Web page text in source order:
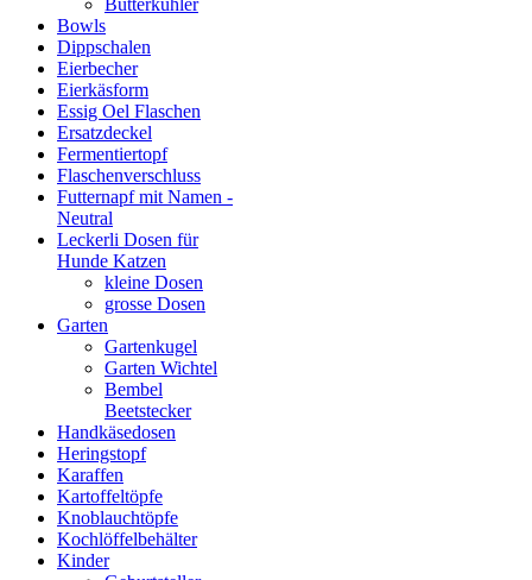
Butterkühler
Bowls
Dippschalen
Eierbecher
Eierkäsform
Essig Oel Flaschen
Ersatzdeckel
Fermentiertopf
Flaschenverschluss
Futternapf mit Namen -
Neutral
Leckerli Dosen für
Hunde Katzen
kleine Dosen
grosse Dosen
Garten
Gartenkugel
Garten Wichtel
Bembel
Beetstecker
Handkäsedosen
Heringstopf
Karaffen
Kartoffeltöpfe
Knoblauchtöpfe
Kochlöffelbehälter
Kinder